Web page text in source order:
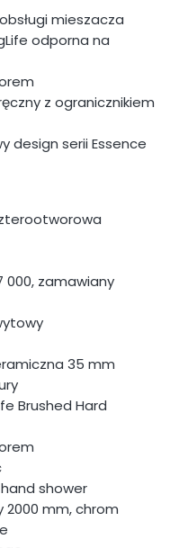
mieszacza
odporna na
z ogranicznikiem
design serii Essence
000, zamawiany
35 mm
Brushed Hard
shower
2000 mm, chrom